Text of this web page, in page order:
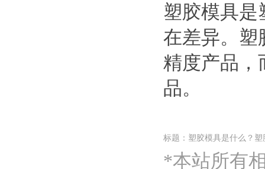
塑胶模具是
在差异。塑
精度产品，
品。
标题：塑胶模具是什么？
*本站所有